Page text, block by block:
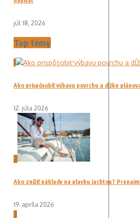
júl 18, 2026
Top témy
1
Ako prispôsobiť výbavu povrchu a dĺžke
12. júla 2026
2
Ako znížiť náklady na plavbu jachtou?
19. apríla 2026
3